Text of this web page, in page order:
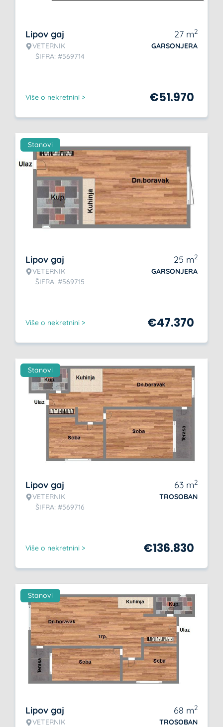
Lipov gaj
VETERNIK
ŠIFRA: #569714
27 m2
GARSONJERA
Više o nekretnini > €51.970
Stanovi
Lipov gaj
VETERNIK
ŠIFRA: #569715
25 m2
GARSONJERA
Više o nekretnini > €47.370
Stanovi
Lipov gaj
VETERNIK
ŠIFRA: #569716
63 m2
TROSOBAN
Više o nekretnini > €136.830
Stanovi
Lipov gaj
VETERNIK
68 m2
TROSOBAN